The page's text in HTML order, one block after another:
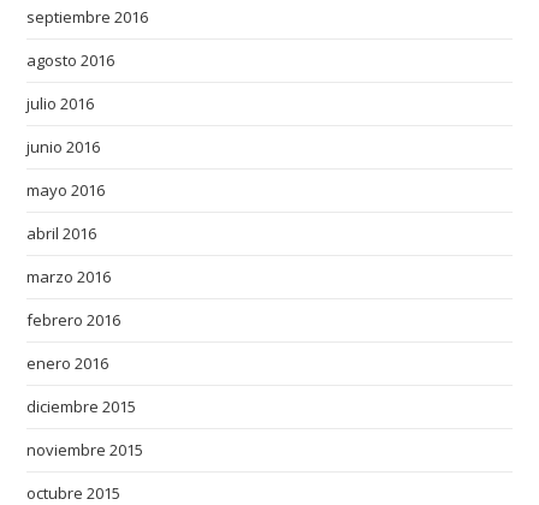
septiembre 2016
agosto 2016
julio 2016
junio 2016
mayo 2016
abril 2016
marzo 2016
febrero 2016
enero 2016
diciembre 2015
noviembre 2015
octubre 2015